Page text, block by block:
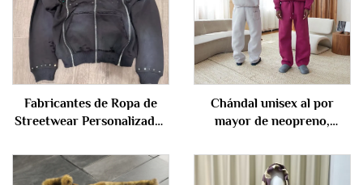
Fabricantes de Ropa de
Streetwear Personalizados
Lavado Ácido Tela
Francesa Desgastada con
Chándal unisex al por
mayor de neopreno,
y sin estampado, conjunto
holgado y grande de